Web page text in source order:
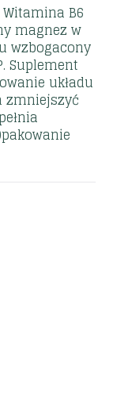
B6
magnez w
wzbogacony
Suplement
układu
zmniejszyć